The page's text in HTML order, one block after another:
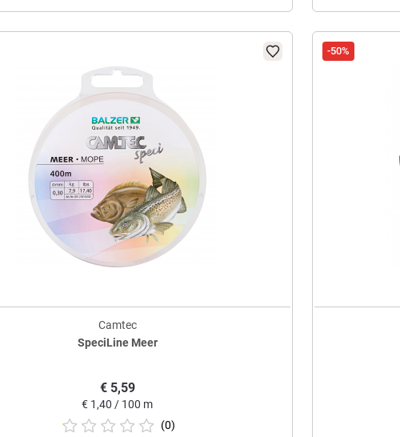
Camtec
SpeciLine Meer
€5,59
€ 1,40 / 100 m
(0)
-50%